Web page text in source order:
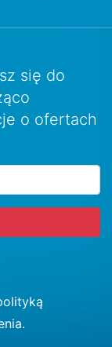
się do
o ofertach